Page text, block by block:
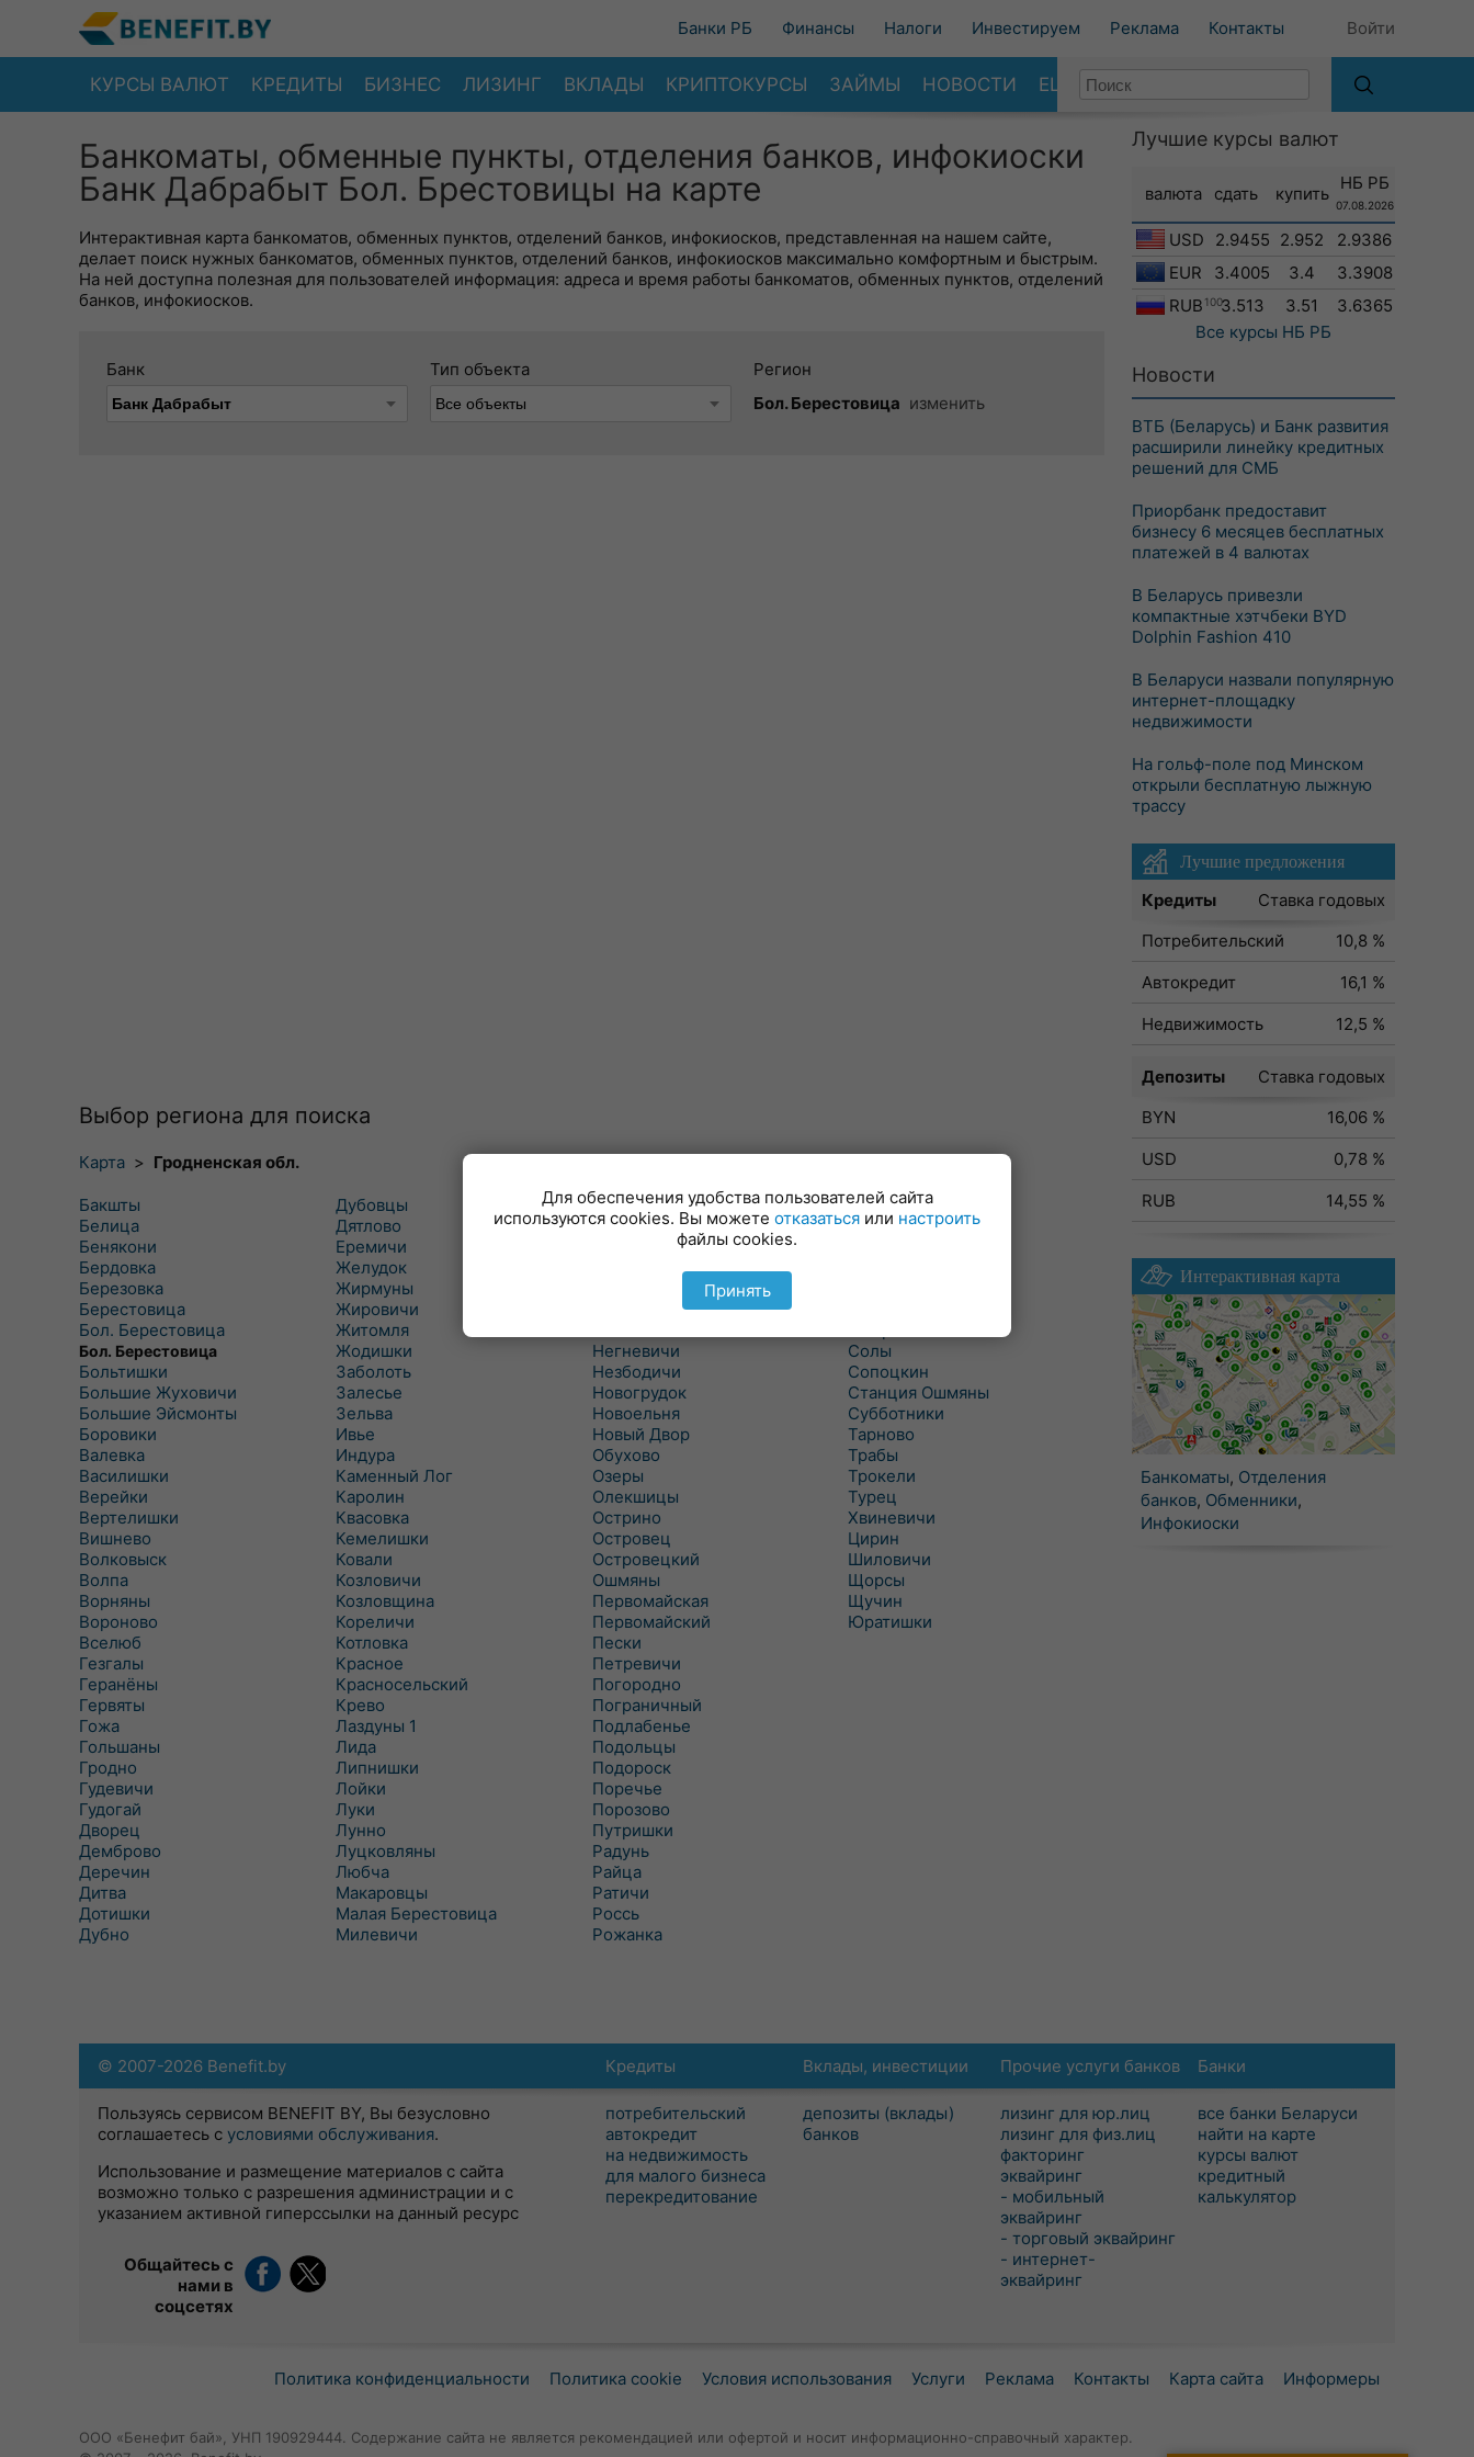
Банки РБ Финансы Налоги Инвестируем Реклама Контакты Войти
КУРСЫ ВАЛЮТ КРЕДИТЫ БИЗНЕС ЛИЗИНГ ВКЛАДЫ КРИПТОКУРСЫ ЗАЙМЫ НОВОСТИ ЕЩЕ
Банкоматы, обменные пункты, отделения банков, инфокиоски
Банк Дабрабыт Бол. Брестовицы на карте
Интерактивная карта банкоматов, обменных пунктов, отделений банков, инфокиосков, представленная на нашем сайте,
делает поиск нужных банкоматов, обменных пунктов, отделений банков, инфокиосков максимально комфортным и быстрым.
На ней доступна полезная для пользователей информация: адреса и время работы банкоматов, обменных пунктов, отделений
банков, инфокиосков.
Банк Тип объекта
Регион
Бол. Берестовица изменить
Выбор региона для поиска
Карта > Гродненская обл.
Бакшты
Белица
Бенякони
Бердовка
Березовка
Берестовица
Бол. Берестовица
Бол. Берестовица
Больтишки
Большие Жуховичи
Большие Эйсмонты
Боровики
Валевка
Василишки
Верейки
Вертелишки
Вишнево
Волковыск
Волпа
Ворняны
Вороново
Вселюб
Гезгалы
Геранёны
Гервяты
Гожа
Гольшаны
Гродно
Гудевичи
Гудогай
Дворец
Демброво
Деречин
Дитва
Дотишки
Дубно
Дубовцы
Дятлово
Еремичи
Желудок
Жирмуны
Жировичи
Житомля
Жодишки
Заболоть
Залесье
Зельва
Ивье
Индура
Каменный Лог
Каролин
Квасовка
Кемелишки
Ковали
Козловичи
Козловщина
Кореличи
Котловка
Красное
Красносельский
Крево
Лаздуны 1
Лида
Липнишки
Лойки
Луки
Лунно
Луцковляны
Любча
Макаровцы
Малая Берестовица
Милевичи
Минойты
Мир
Михалишки
Можейково
Мосты Правые
Негневичи
Незбодичи
Новогрудок
Новоельня
Новый Двор
Обухово
Озеры
Олекшицы
Острино
Островец
Островецкий
Ошмяны
Первомайская
Первомайский
Пески
Петревичи
Погородно
Пограничный
Подлабенье
Подольцы
Подороск
Поречье
Порозово
Путришки
Радунь
Райца
Ратичи
Роcсь
Рожанка
Россь
Свислочь
Солы
Сопоцкин
Станция Ошмяны
Субботники
Тарново
Трабы
Трокели
Турец
Хвиневичи
Цирин
Шиловичи
Щорсы
Щучин
Юратишки
Лучшие курсы валют
валюта сдать купить
НБ РБ
07.08.2026
USD 2.9455 2.952
2.9386
EUR
3.4005 3.4
3.3908
RUB 1003.513 3.51
3.6365
Все курсы НБ РБ
Новости
ВТБ (Беларусь) и Банк развития
расширили линейку кредитных
решений для СМБ
Приорбанк предоставит
бизнесу 6 месяцев бесплатных
платежей в 4 валютах
В Беларусь привезли
компактные хэтчбеки BYD
Dolphin Fashion 410
В Беларуси назвали популярную
интернет-площадку
недвижимости
На гольф-поле под Минском
открыли бесплатную лыжную
трассу
Лучшие предложения
Кредиты
Ставка годовых
Потребительский
10,8 %
Автокредит
16,1 %
Недвижимость
12,5 %
Депозиты
Ставка годовых
BYN
16,06 %
USD
0,78 %
RUB
14,55 %
Интерактивная карта
Банкоматы, Отделения
банков, Обменники,
Инфокиоски
Кредиты
потребительский
автокредит
на недвижимость
для малого бизнеса
перекредитование
Вклады, инвестиции
депозиты (вклады)
банков
Прочие услуги банков
лизинг для юр.лиц
лизинг для физ.лиц
факторинг
эквайринг
- мобильный
эквайринг
- торговый эквайринг
- интернет-
эквайринг
Банки
все банки Беларуси
найти на карте
курсы валют
кредитный
калькулятор
© 2007-2026 Benefit.by
Пользуясь сервисом BENEFIT BY, Вы безусловно
соглашаетесь с условиями обслуживания.
Использование и размещение материалов с сайта
возможно только с разрешения администрации и с
указанием активной гиперссылки на данный ресурс
Общайтесь с
нами в
соцсетях
Политика конфиденциальности Политика cookie Условия использования Услуги Реклама Контакты Карта сайта Информеры
ООО «Бенефит бай», УНП 190929444. Содержание сайта не является рекомендацией или офертой и носит информационно-справочный характер.
Для обеспечения удобства пользователей сайта
используются cookies. Вы можете отказаться или настроить
файлы cookies.
Принять